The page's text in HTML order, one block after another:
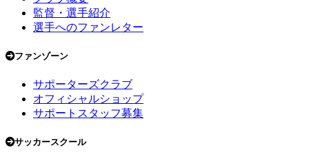
監督・選手紹介
選手へのファンレター
ファンゾーン
サポーターズクラブ
オフィシャルショップ
サポートスタッフ募集
サッカースクール